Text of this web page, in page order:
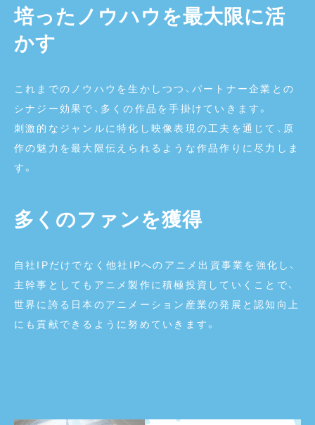
培ったノウハウを最大限に活
かす
これまでのノウハウを生かしつつ、パートナー企業との
シナジー効果で、多くの作品を手掛けていきます。
刺激的なジャンルに特化し映像表現の工夫を通じて、原
作の魅力を最大限伝えられるような作品作りに尽力しま
す。
多くのファンを獲得
自社IPだけでなく他社IPへのアニメ出資事業を強化し、
主幹事としてもアニメ製作に積極投資していくことで、
世界に誇る日本のアニメーション産業の発展と認知向上
にも貢献できるように努めていきます。